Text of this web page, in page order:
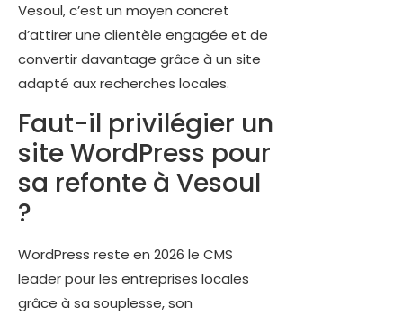
Vesoul, c’est un moyen concret
d’attirer une clientèle engagée et de
convertir davantage grâce à un site
adapté aux recherches locales.
Faut-il privilégier un
site WordPress pour
sa refonte à Vesoul
?
WordPress reste en 2026 le CMS
leader pour les entreprises locales
grâce à sa souplesse, son